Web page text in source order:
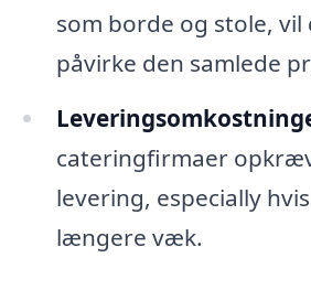
som borde og stole, vil
påvirke den samlede
cateringfirmaer
levering, especially
længere væk.